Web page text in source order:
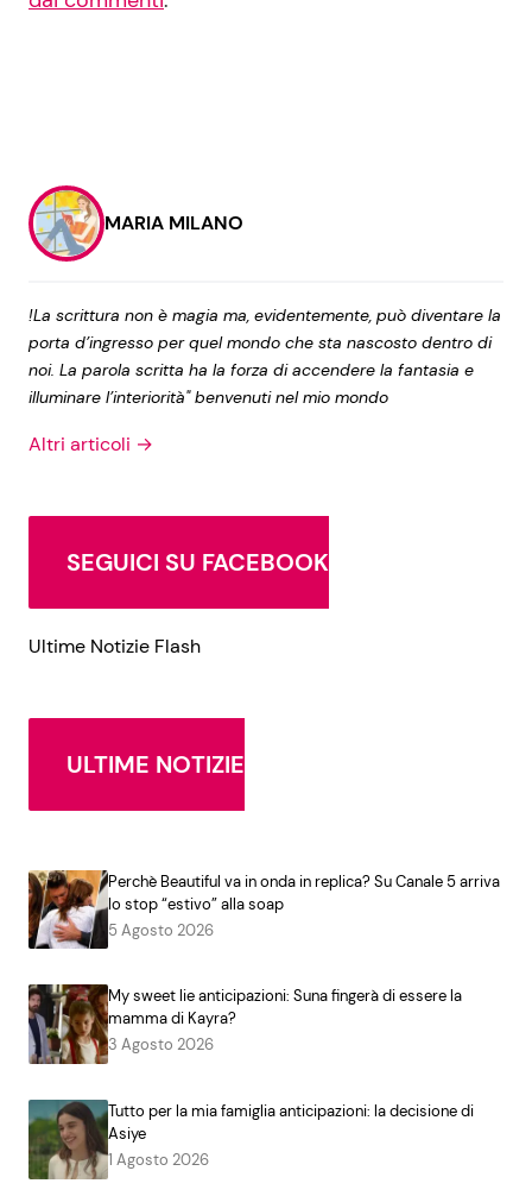
MARIA MILANO
!La scrittura non è magia ma, evidentemente, può diventare la
porta d’ingresso per quel mondo che sta nascosto dentro di
noi. La parola scritta ha la forza di accendere la fantasia e
illuminare l’interiorità" benvenuti nel mio mondo
Altri articoli →
SEGUICI SU FACEBOOK
Ultime Notizie Flash
ULTIME NOTIZIE
Perchè Beautiful va in onda in replica? Su Canale 5 arriva
lo stop “estivo” alla soap
5 Agosto 2026
My sweet lie anticipazioni: Suna fingerà di essere la
mamma di Kayra?
3 Agosto 2026
Tutto per la mia famiglia anticipazioni: la decisione di
Asiye
1 Agosto 2026